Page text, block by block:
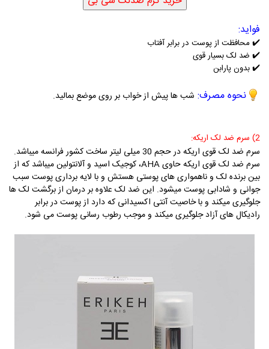
فواید:
✔️محافظت از پوست در برابر آفتاب
✔️ ضد لک بسیار قوی
✔️بدون پارابن
نحوه مصرف: شب ها پیش از خواب بر روی موضع بمالید.
2) سرم ضد لک اریکه:
سرم ض
د لک قوی اریکه در حجم 30 میلی لیتر ساخت کشور فرانسه میباشد.
سرم ضد لک قوی اریکه حاویAHA، کوجیک اسید و آلانتولین میباشد که از
بین برنده لک و ناهمواری های پوستی هستش و با لایه برداری پوست سبب
جوانی و شادابی پوست میشود. این ضد لک علاوه بر درمان از برگشت لک ها
جلوگیری میکند و با خاصیت آنتی اکسیدانی که دارد از پوست در برابر
رادیکال های آزاد جلوگیری میکند و موجب رطوب رسانی پوست می شود.